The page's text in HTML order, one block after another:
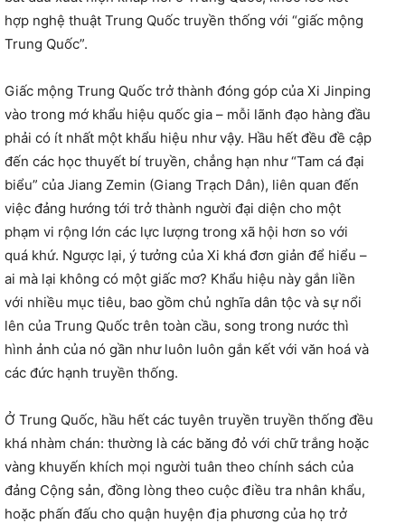
hợp nghệ thuật Trung Quốc truyền thống với “giấc mộng
Trung Quốc”.
Giấc mộng Trung Quốc trở thành đóng góp của Xi Jinping
vào trong mớ khẩu hiệu quốc gia – mỗi lãnh đạo hàng đầu
phải có ít nhất một khẩu hiệu như vậy. Hầu hết đều đề cập
đến các học thuyết bí truyền, chẳng hạn như “Tam cá đại
biểu” của Jiang Zemin (Giang Trạch Dân), liên quan đến
việc đảng hướng tới trở thành người đại diện cho một
phạm vi rộng lớn các lực lượng trong xã hội hơn so với
quá khứ. Ngược lại, ý tưởng của Xi khá đơn giản để hiểu –
ai mà lại không có một giấc mơ? Khẩu hiệu này gắn liền
với nhiều mục tiêu, bao gồm chủ nghĩa dân tộc và sự nổi
lên của Trung Quốc trên toàn cầu, song trong nước thì
hình ảnh của nó gần như luôn luôn gắn kết với văn hoá và
các đức hạnh truyền thống.
Ở Trung Quốc, hầu hết các tuyên truyền truyền thống đều
khá nhàm chán: thường là các băng đỏ với chữ trắng hoặc
vàng khuyến khích mọi người tuân theo chính sách của
đảng Cộng sản, đồng lòng theo cuộc điều tra nhân khẩu,
hoặc phấn đấu cho quận huyện địa phương của họ trở